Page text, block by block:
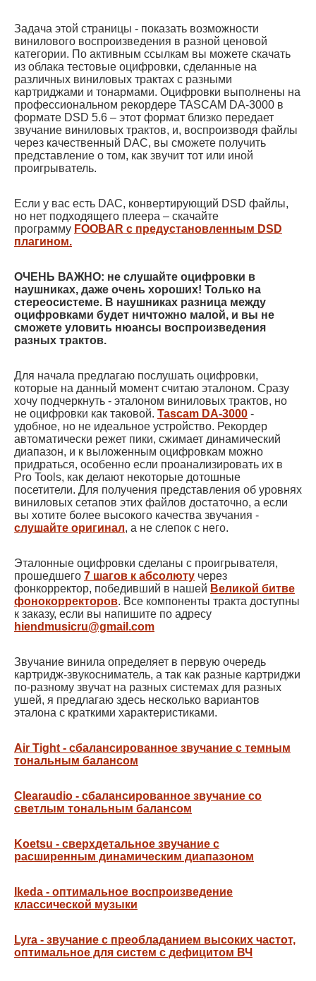
Задача этой страницы - показать возможности
винилового воспроизведения в разной ценовой
категории. По активным ссылкам вы можете скачать
из облака тестовые оцифровки, сделанные на
различных виниловых трактах с разными
картриджами и тонармами. Оцифровки выполнены на
профессиональном рекордере TASCAM DA-3000 в
формате DSD 5.6 – этот формат близко передает
звучание виниловых трактов, и, воспроизводя файлы
через качественный DAC, вы сможете получить
представление о том, как звучит тот или иной
проигрыватель.
Если у вас есть DAC, конвертирующий DSD файлы,
но нет подходящего плеера – скачайте
программу FOOBAR с предустановленным DSD
плагином.
ОЧЕНЬ ВАЖНО: не слушайте оцифровки в
наушниках, даже очень хороших! Только на
стереосистеме. В наушниках разница между
оцифровками будет ничтожно малой, и вы не
сможете уловить нюансы воспроизведения
разных трактов.
Для начала предлагаю послушать оцифровки,
которые на данный момент считаю эталоном. Сразу
хочу подчеркнуть - эталоном виниловых трактов, но
не оцифровки как таковой. Tascam DA-3000 -
удобное, но не идеальное устройство. Рекордер
автоматически режет пики, сжимает динамический
диапазон, и к выложенным оцифровкам можно
придраться, особенно если проанализировать их в
Pro Tools, как делают некоторые дотошные
посетители. Для получения представления об уровнях
виниловых сетапов этих файлов достаточно, а если
вы хотите более высокого качества звучания -
слушайте оригинал, а не слепок с него.
Эталонные оцифровки сделаны с проигрывателя,
прошедшего 7 шагов к абсолюту через
фонкорректор, победивший в нашей Великой битве
фонокорректоров. Все компоненты тракта доступны
к заказу, если вы напишите по адресу
hiendmusicru@gmail.com
Звучание винила определяет в первую очередь
картридж-звукосниматель, а так как разные картриджи
по-разному звучат на разных системах для разных
ушей, я предлагаю здесь несколько вариантов
эталона с краткими характеристиками.
Air Tight - сбалансированное звучание с темным
тональным балансом
Clearaudio - сбалансированное звучание со
светлым тональным балансом
Koetsu - сверхдетальное звучание с
расширенным динамическим диапазоном
Ikeda - оптимальное воспроизведение
классической музыки
Lyra - звучание с преобладанием высоких частот,
оптимальное для систем с дефицитом ВЧ